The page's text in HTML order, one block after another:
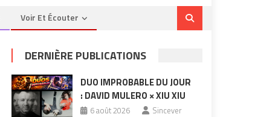
Voir Et Écouter
DERNIÈRE PUBLICATIONS
DUO IMPROBABLE DU JOUR
: DAVID MULERO × XIU XIU
6 août 2026 Sincever